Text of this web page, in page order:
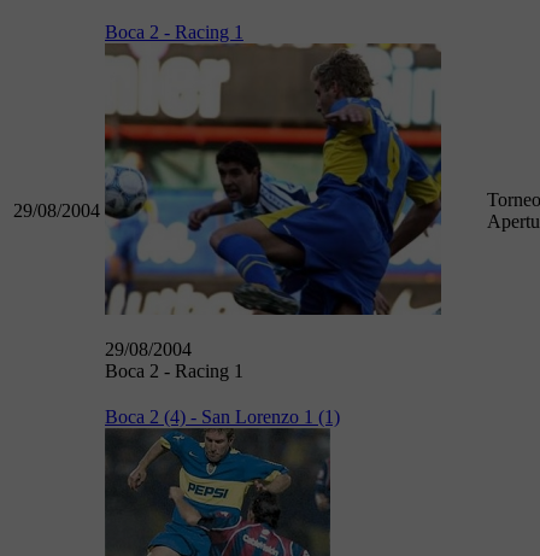
29/08/2004
Boca 2 - Racing 1
29/08/2004
Boca 2 - Racing 1
Torneo
Boca 2 (4) - San Lorenzo 1 (1)